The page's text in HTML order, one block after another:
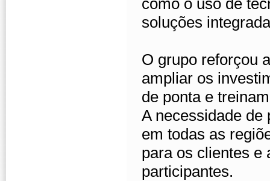
como o uso de
soluções
O grupo reforçou
ampliar os
de ponta e
A necessidade de
em todas as
para os clientes e
participantes.